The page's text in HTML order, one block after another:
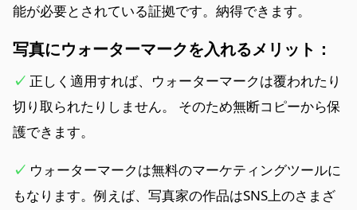
能が必要とされている証拠です。納得できます。
写真にウォーターマークを入れるメリット：
✓ 正しく適用すれば、ウォーターマークは覆われたり
切り取られたりしません。 そのため無断コピーから保
護できます。
✓ ウォーターマークは無料のマーケティングツールに
もなります。例えば、写真家の作品はSNS上のさまざ